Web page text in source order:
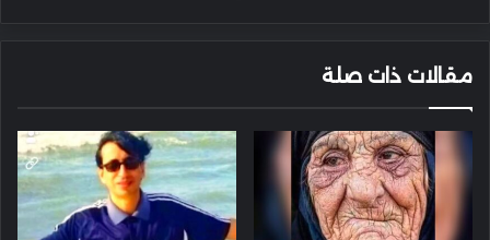
مقالات ذات صلة